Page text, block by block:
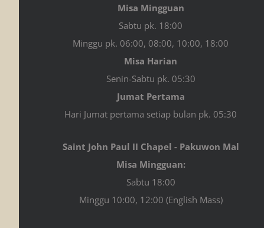
Misa Mingguan
Sabtu pk. 18:00
Minggu pk. 06:00, 08:00, 10:00, 18:00
Misa Harian
Senin-Sabtu pk. 05:30
Jumat Pertama
Hari Jumat pertama setiap bulan pk. 05:30
Saint John Paul II Chapel - Pakuwon Mal
Misa Mingguan:
Sabtu 18:00
Minggu 10:00, 12:00 (English Mass)